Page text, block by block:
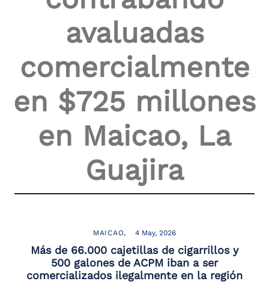
avaluadas
comercialmente
en $725 millones
en Maicao, La
Guajira
MAICAO 4 May, 2026
Más de 66.000 cajetillas de cigarrillos y
500 galones de ACPM iban a ser
comercializados ilegalmente en la región